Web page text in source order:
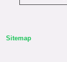
Sitemap